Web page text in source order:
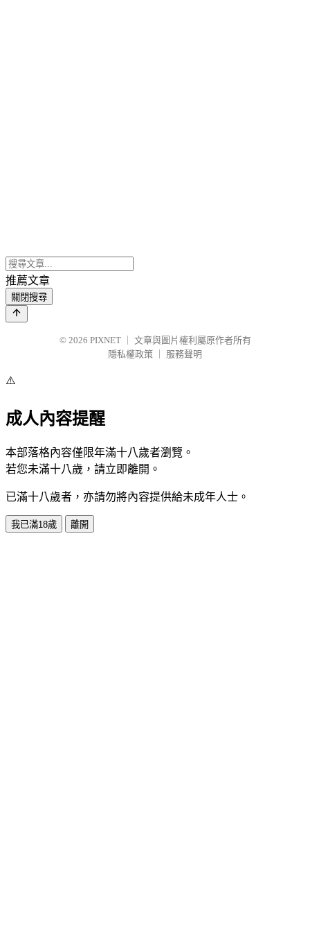
推薦文章
關閉搜尋
© 2026 PIXNET
文章與圖片權利屬原作者所有
隱私權政策
服務聲明
⚠️
成人內容提醒
本部落格內容僅限年滿十八歲者瀏覽。
若您未滿十八歲，請立即離開。
已滿十八歲者，亦請勿將內容提供給未成年人士。
我已滿18歲 離開